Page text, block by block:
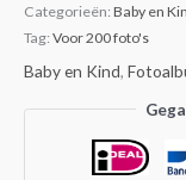
Categorieën: Baby en
Tag: Voor 200 foto's
Baby en Kind,